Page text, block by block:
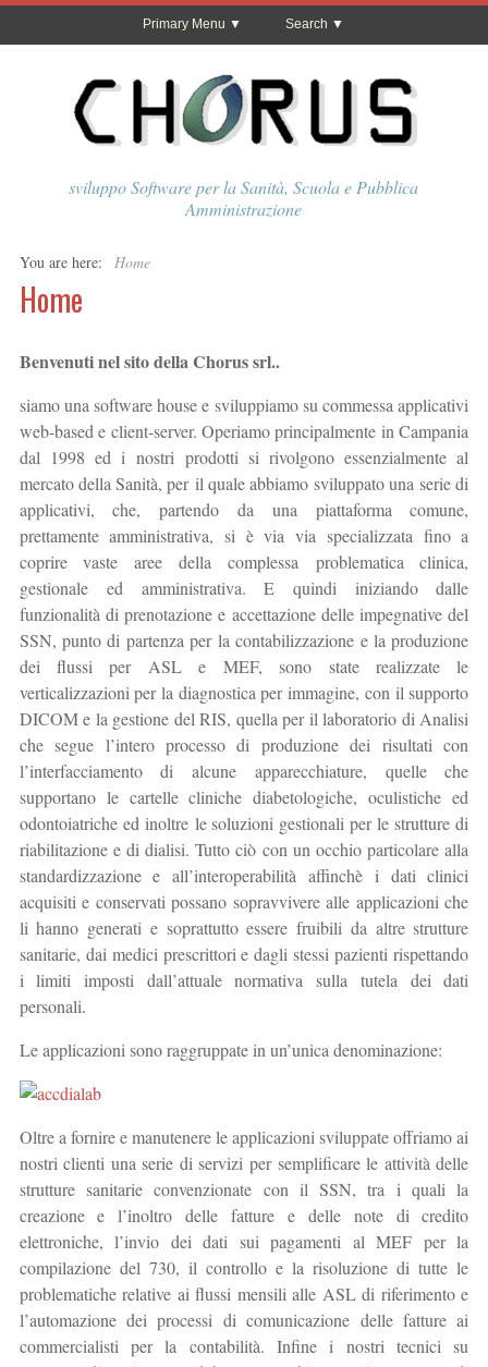
Primary Menu Search
sviluppo Software per la Sanità, Scuola e Pubblica
Amministrazione
You are here: Home
Home
Benvenuti nel sito della Chorus srl..
siamo una software house e sviluppiamo su commessa applicativi
web-based e client-server. Operiamo principalmente in Campania
dal 1998 ed i nostri prodotti si rivolgono essenzialmente al
mercato della Sanità, per il quale abbiamo sviluppato una serie di
applicativi, che, partendo da una piattaforma comune,
prettamente amministrativa, si è via via specializzata fino a
coprire vaste aree della complessa problematica clinica,
gestionale ed amministrativa. E quindi iniziando dalle
funzionalità di prenotazione e accettazione delle impegnative del
SSN, punto di partenza per la contabilizzazione e la produzione
dei flussi per ASL e MEF, sono state realizzate le
verticalizzazioni per la diagnostica per immagine, con il supporto
DICOM e la gestione del RIS, quella per il laboratorio di Analisi
che segue l’intero processo di produzione dei risultati con
l’interfacciamento di alcune apparecchiature, quelle che
supportano le cartelle cliniche diabetologiche, oculistiche ed
odontoiatriche ed inoltre le soluzioni gestionali per le strutture di
riabilitazione e di dialisi. Tutto ciò con un occhio particolare alla
standardizzazione e all’interoperabilità affinchè i dati clinici
acquisiti e conservati possano sopravvivere alle applicazioni che
li hanno generati e soprattutto essere fruibili da altre strutture
sanitarie, dai medici prescrittori e dagli stessi pazienti rispettando
i limiti imposti dall’attuale normativa sulla tutela dei dati
personali.
Le applicazioni sono raggruppate in un’unica denominazione:
Oltre a fornire e manutenere le applicazioni sviluppate offriamo ai
nostri clienti una serie di servizi per semplificare le attività delle
strutture sanitarie convenzionate con il SSN, tra i quali la
creazione e l’inoltro delle fatture e delle note di credito
elettroniche, l’invio dei dati sui pagamenti al MEF per la
compilazione del 730, il controllo e la risoluzione di tutte le
problematiche relative ai flussi mensili alle ASL di riferimento e
l’automazione dei processi di comunicazione delle fatture ai
commercialisti per la contabilità. Infine i nostri tecnici su